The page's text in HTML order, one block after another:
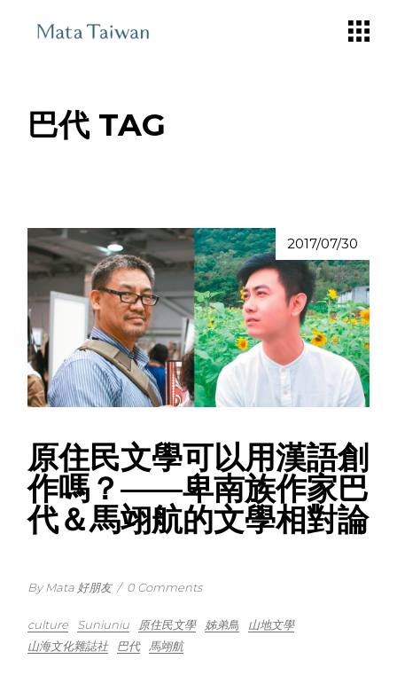
巴代 TAG
2017/07/30
原住民文學可以用漢語創
作嗎？——卑南族作家巴
代＆馬翊航的文學相對論
By Mata 好朋友 / 0 Comments
culture Suniuniu 原住民文學 姊弟鳥
山地文學
山海文化雜誌社
巴代 馬翊航